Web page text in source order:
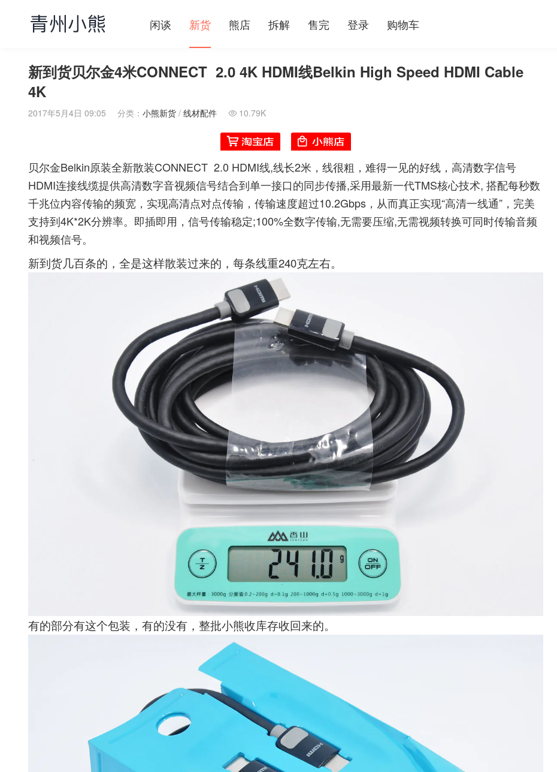
闲谈 新货 熊店 拆解 售完 登录 购物车
新到货贝尔金4米CONNECT 2.0 4K HDMI线Belkin High Speed HDMI Cable
4K
2017年5月4日 09:05 分类： 小熊新货 / 线材配件  10.79K
贝尔金Belkin原装全新散装CONNECT 2.0 HDMI线,线长2米，线很粗，难得一见的好线，高清数字信号
HDMI连接线缆提供高清数字音视频信号结合到单一接口的同步传播,采用最新一代TMS核心技术, 搭配每秒数
千兆位内容传输的频宽，实现高清点对点传输，传输速度超过10.2Gbps，从而真正实现“高清一线通”，完美
支持到4K*2K分辨率。即插即用，信号传输稳定;100%全数字传输,无需要压缩,无需视频转换可同时传输音频
和视频信号。
新到货几百条的，全是这样散装过来的，每条线重240克左右。
有的部分有这个包装，有的没有，整批小熊收库存收回来的。